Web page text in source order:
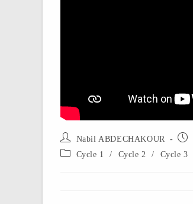
Nabil ABDECHAKOUR
Cycle 1
/ Cycle 2 / Cycle 3